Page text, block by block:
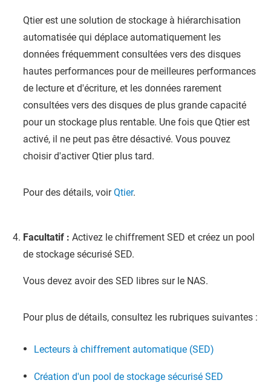
Qtier est une solution de stockage à hiérarchisation
automatisée qui déplace automatiquement les
données fréquemment consultées vers des disques
hautes performances pour de meilleures performances
de lecture et d'écriture, et les données rarement
consultées vers des disques de plus grande capacité
pour un stockage plus rentable. Une fois que Qtier est
activé, il ne peut pas être désactivé. Vous pouvez
choisir d'activer Qtier plus tard.
Pour des détails, voirQtier.
Facultatif : Activez le chiffrement SED et créez un pool
de stockage sécurisé SED.
Vous devez avoir des SED libres sur le NAS.
Pour plus de détails, consultez les rubriques suivantes :
Lecteurs à chiffrement automatique (SED)
Création d'un pool de stockage sécurisé SED